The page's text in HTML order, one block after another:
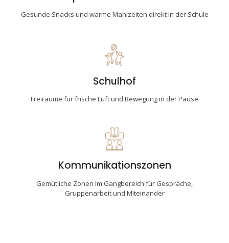
Gesunde Snacks und warme Mahlzeiten direkt in der Schule
Schulhof
Freiräume für frische Luft und Bewegung in der Pause
Kommunikationszonen
Gemütliche Zonen im Gangbereich für Gespräche,
Gruppenarbeit und Miteinander